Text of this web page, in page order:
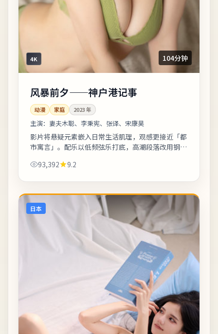
4K 104分钟
风暴前夕——神户港记事
动漫 家庭 2023年
主演： 妻夫木聪、李秉宪、张译、宋康昊
影片将悬疑元素嵌入日常生活肌理，观感更接近「都
市寓言」。配乐以低频弦乐打底，高潮段落改用钢琴
二刷时解锁更多前后呼应。《风暴前夕——...
93,392 9.2
日本